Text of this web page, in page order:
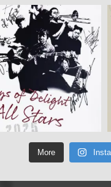
More